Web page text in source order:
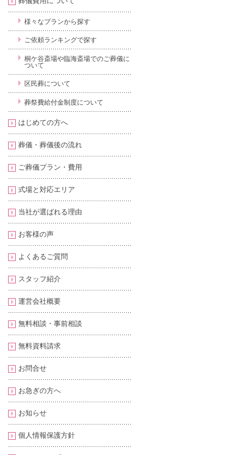
様々なプランから探す
ご依頼ランキングで探す
桐ケ谷斎場や臨海斎場でのご葬儀に
ついて
区民葬について
葬祭費給付金制度について
はじめての方へ
葬儀・葬儀後の流れ
ご葬儀プラン・費用
式場と対応エリア
当社が選ばれる理由
お客様の声
よくあるご質問
スタッフ紹介
運営会社概要
無料相談・事前相談
無料資料請求
お問合せ
お急ぎの方へ
お知らせ
個人情報保護方針